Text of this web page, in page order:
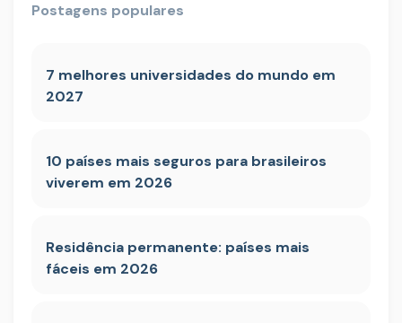
Postagens populares
7 melhores universidades do mundo em
2027
10 países mais seguros para brasileiros
viverem em 2026
Residência permanente: países mais
fáceis em 2026